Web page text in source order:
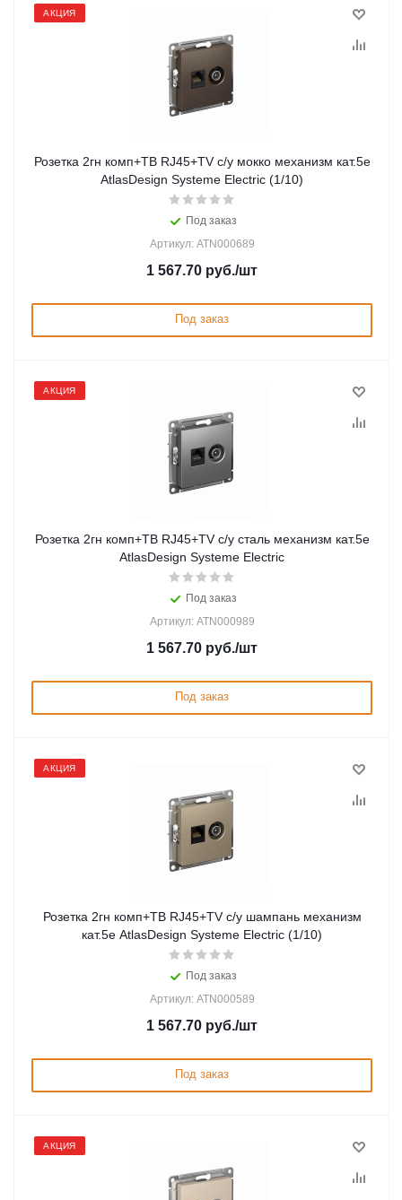
АКЦИЯ
Розетка 2гн комп+ТВ RJ45+TV с/у мокко механизм кат.5е
AtlasDesign Systeme Electric (1/10)
Под заказ
Артикул: ATN000689
1 567.70 руб./шт
Под заказ
АКЦИЯ
Розетка 2гн комп+ТВ RJ45+TV с/у сталь механизм кат.5е
AtlasDesign Systeme Electric
Под заказ
Артикул: ATN000989
1 567.70 руб./шт
Под заказ
АКЦИЯ
Розетка 2гн комп+ТВ RJ45+TV с/у шампань механизм
кат.5е AtlasDesign Systeme Electric (1/10)
Под заказ
Артикул: ATN000589
1 567.70 руб./шт
Под заказ
АКЦИЯ